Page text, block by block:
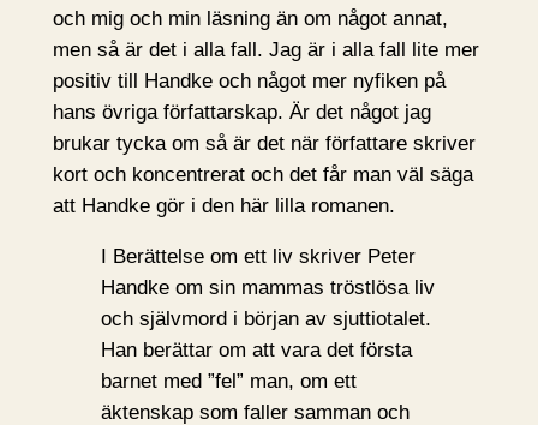
och mig och min läsning än om något annat,
men så är det i alla fall. Jag är i alla fall lite mer
positiv till Handke och något mer nyfiken på
hans övriga författarskap. Är det något jag
brukar tycka om så är det när författare skriver
kort och koncentrerat och det får man väl säga
att Handke gör i den här lilla romanen.
I Berättelse om ett liv skriver Peter
Handke om sin mammas tröstlösa liv
och självmord i början av sjuttiotalet.
Han berättar om att vara det första
barnet med ”fel” man, om ett
äktenskap som faller samman och